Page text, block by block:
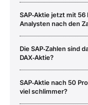
SAP‑Aktie jetzt mit
Analysten nach den
Die SAP‑Zahlen sind
DAX‑Aktie?
SAP‑Aktie nach 50
viel schlimmer?